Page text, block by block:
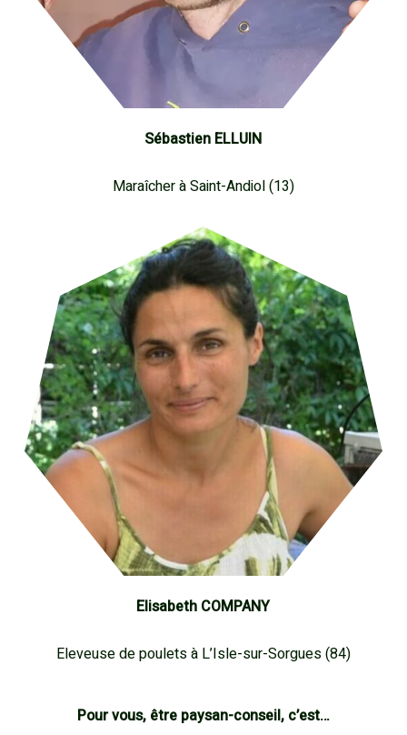
Sébastien ELLUIN
Maraîcher à Saint-Andiol (13)
Elisabeth COMPANY
Eleveuse de poulets à L’Isle-sur-Sorgues (84)
Pour vous, être paysan-conseil, c’est…